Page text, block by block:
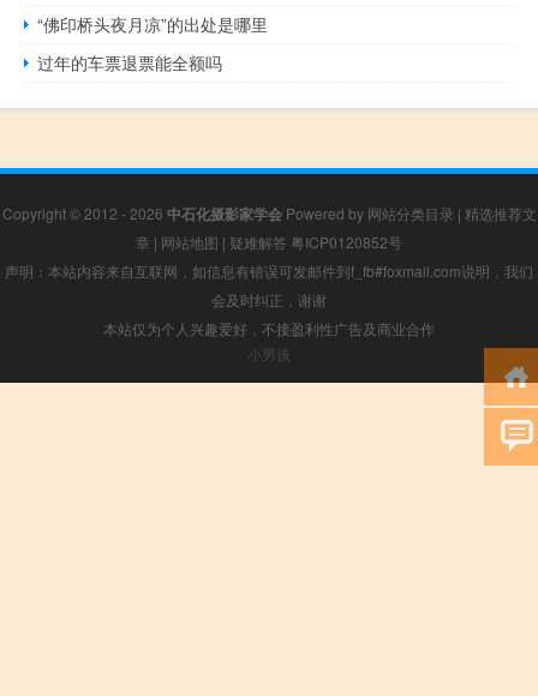
“佛印桥头夜月凉”的出处是哪里
过年的车票退票能全额吗
Copyright © 2012 - 2026 中石化摄影家学会Powered by 网站分类目录 | 精选推荐文
章 | 网站地图 | 疑难解答 粤ICP0120852号
声明：本站内容来自互联网，如信息有错误可发邮件到f_fb#foxmail.com说明，我们
会及时纠正，谢谢
本站仅为个人兴趣爱好，不接盈利性广告及商业合作
小男孩